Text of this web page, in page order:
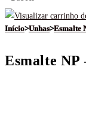
Início>Unhas>Esmalte
Esmalte NP